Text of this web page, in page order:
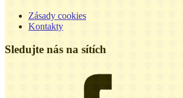
Zásady cookies
Kontakty
Sledujte nás na sítích